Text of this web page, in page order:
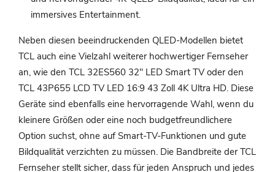
immersives Entertainment.
Neben diesen beeindruckenden QLED-Modellen bietet
TCL auch eine Vielzahl weiterer hochwertiger Fernseher
an, wie den TCL 32ES560 32" LED Smart TV oder den
TCL 43P655 LCD TV LED 16:9 43 Zoll 4K Ultra HD. Diese
Geräte sind ebenfalls eine hervorragende Wahl, wenn du
kleinere Größen oder eine noch budgetfreundlichere
Option suchst, ohne auf Smart-TV-Funktionen und gute
Bildqualität verzichten zu müssen. Die Bandbreite der TCL
Fernseher stellt sicher, dass für jeden Anspruch und jedes